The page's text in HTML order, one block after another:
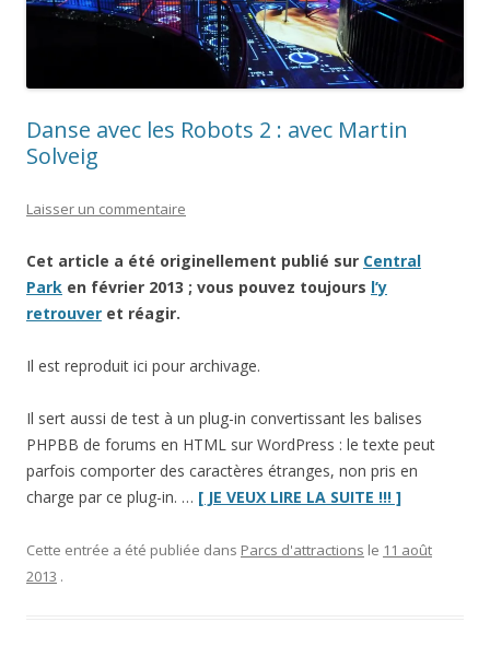
Danse avec les Robots 2 : avec Martin
Solveig
Laisser un commentaire
Cet article a été originellement publié sur Central
Park en février 2013 ; vous pouvez toujours l’y
retrouver et réagir.
Il est reproduit ici pour archivage.
Il sert aussi de test à un plug-in convertissant les balises
PHPBB de forums en HTML sur WordPress : le texte peut
parfois comporter des caractères étranges, non pris en
charge par ce plug-in. … [ JE VEUX LIRE LA SUITE !!! ]“Danse
les
Cette entrée a été publiée dans Parcs d'attractions le 11 août
2013 .